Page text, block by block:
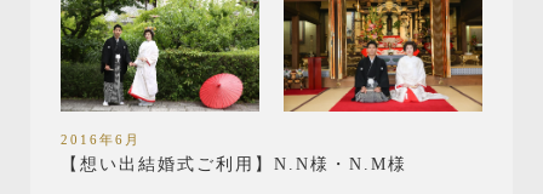
2016年6月
【想い出結婚式ご利用】N.N様・N.M様